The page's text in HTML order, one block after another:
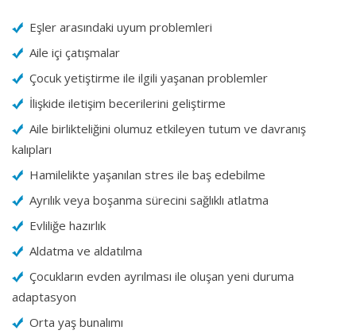
Eşler arasındaki uyum problemleri
Aile içi çatışmalar
Çocuk yetiştirme ile ilgili yaşanan problemler
İlişkide iletişim becerilerini geliştirme
Aile birlikteliğini olumuz etkileyen tutum ve davranış
kalıpları
Hamilelikte yaşanılan stres ile baş edebilme
Ayrılık veya boşanma sürecini sağlıklı atlatma
Evliliğe hazırlık
Aldatma ve aldatılma
Çocukların evden ayrılması ile oluşan yeni duruma
adaptasyon
Orta yaş bunalımı